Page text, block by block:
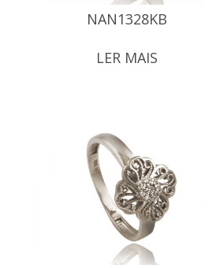
NAN1328KB
LER MAIS